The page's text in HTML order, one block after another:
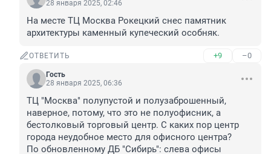
28 января 2025, 02:46
На месте ТЦ Москва Рокецкий снес памятник
архитектуры каменный купеческий особняк.
ОТВЕТИТЬ +9 –0
Гость
28 января 2025, 06:36
ТЦ "Москва" полупустой и полузаброшенный,
наверное, потому, что это не полуофисник, а
бестолковый торговый центр. С каких пор центр
города неудобное место для офисного центра?
По обновленному ДБ "Сибирь": слева офисы